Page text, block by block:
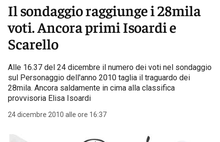
Il sondaggio raggiunge i 28mila
voti. Ancora primi Isoardi e
Scarello
Alle 16.37 del 24 dicembre il numero dei voti nel sondaggio
sul Personaggio dell'anno 2010 taglia il traguardo dei
28mila. Ancora saldamente in cima alla classifica
provvisoria Elisa Isoardi
24 dicembre 2010 alle ore 16:37